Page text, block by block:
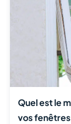
Quel est le
vos